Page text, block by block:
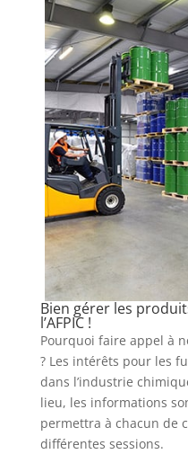
Bien gérer les
l’AFPIC !
Pourquoi faire appel à
? Les intérêts pour les
dans l’industrie
lieu, les informations
permettra à chacun de
différentes sessions.